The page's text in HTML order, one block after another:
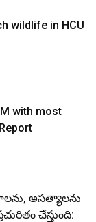
wildlife in HCU
with most
అసత్యాలను
చేస్తుంది: